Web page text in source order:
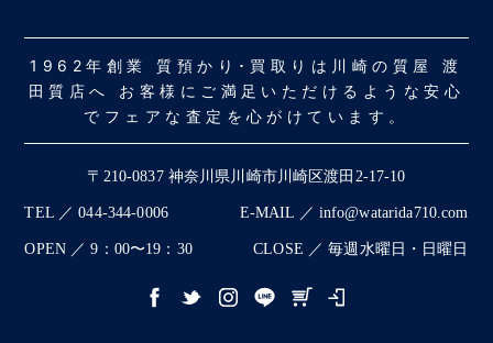
1962年創業 質預かり･買取りは川崎の質屋 渡
田質店へ お客様にご満足いただけるような安心
でフェアな査定を心がけています。
〒210-0837 神奈川県川崎市川崎区渡田2-17-10
TEL ／ 044-344-0006 E-MAIL ／ info@watarida710.com
OPEN ／ 9：00〜19：30 CLOSE ／ 毎週水曜日・日曜日